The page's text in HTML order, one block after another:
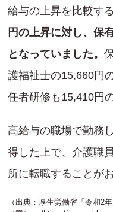
給与の上昇を比較する
円の上昇に対し、保
となっていました。
護福祉士の15,660円
任者研修も15,410円
高給与の職場で勤務
得した上で、介護職
所に転職することが
（出典：厚生労働省「令和2